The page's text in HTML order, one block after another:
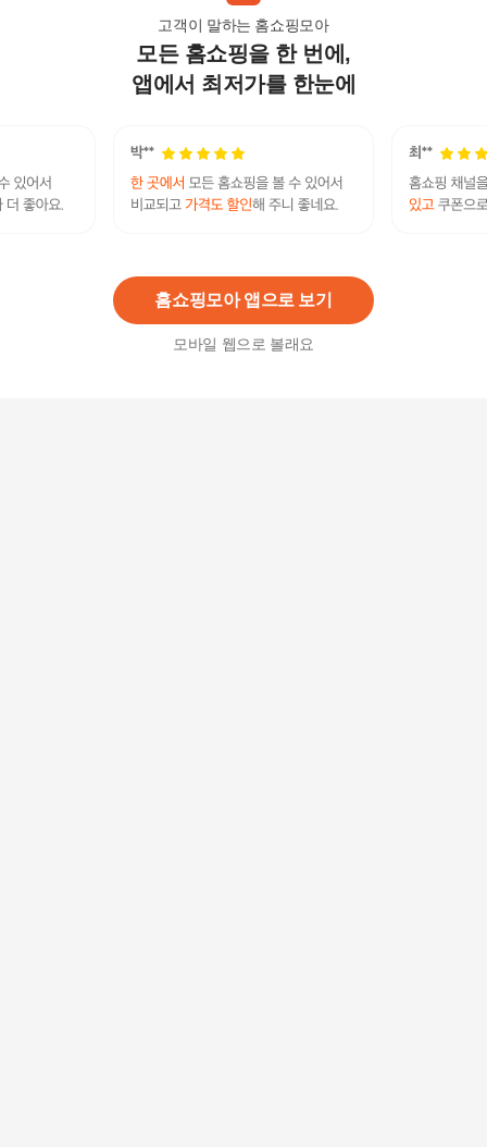
고객이 말하는 홈쇼핑모아
모든 홈쇼핑을 한 번에,
앱에서 최저가를 한눈에
홈쇼핑모아 앱으로 보기
모바일 웹으로 볼래요
여성 베이지 프론트훅 앞후크 노와이어브라 면팬
티 세트 TEWBR814BETEWBP814BE 463694
57,400원
여성 베이지 프론트훅 앞후크 노와이어 브라햄팬
22%31,980원